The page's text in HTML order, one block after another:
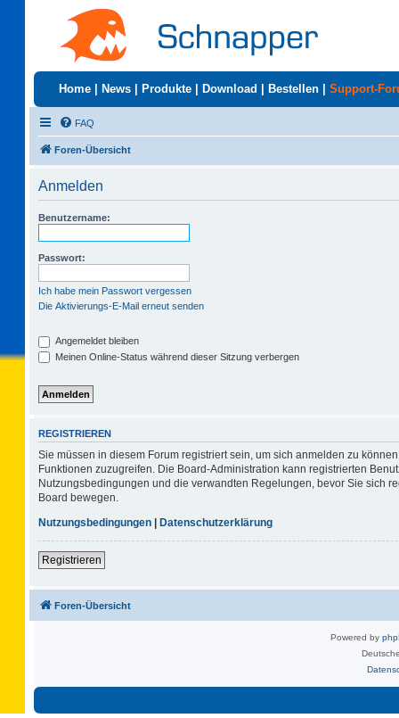
Home News Produkte Download Bestellen Support-
FAQ
Foren-Übersicht
Anmelden
Benutzername:
Passwort:
Ich habe mein Passwort vergessen
Die Aktivierungs-E-Mail erneut senden
Angemeldet bleiben
Meinen Online-Status während dieser Sitzung verbergen
REGISTRIEREN
Sie müssen in diesem Forum registriert sein, um sich anmelden zu
Funktionen zuzugreifen. Die Board-Administration kann registrierten
Nutzungsbedingungen und die verwandten Regelungen, bevor Sie sich
Board bewegen.
Nutzungsbedingungen | Datenschutzerklärung
Registrieren
Foren-Übersicht
Powered by